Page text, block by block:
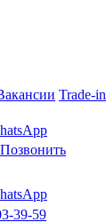
Trade-in
Позвонить
39-59